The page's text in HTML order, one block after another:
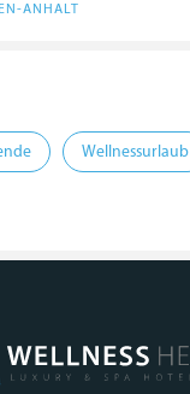
ANHALT
Wellnessurlaub